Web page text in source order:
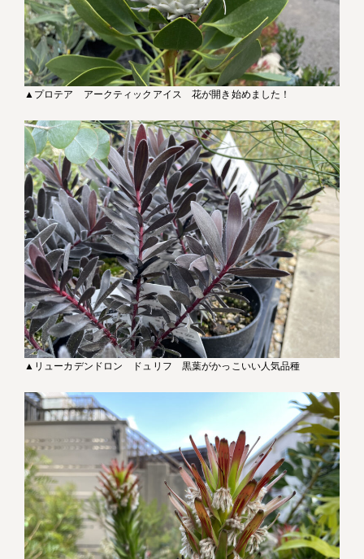
▲プロテア アークティックアイス 花が開き始めました！
▲リューカデンドロン ドュリフ 黒葉がかっこいい人気品種